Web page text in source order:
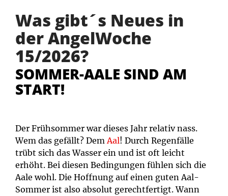
Was gibt´s Neues in
der AngelWoche
15/2026?
SOMMER-AALE SIND AM
START!
Der Frühsommer war dieses Jahr relativ nass.
Wem das gefällt? DemAal! Durch Regenfälle
trübt sich das Wasser ein und ist oft leicht
erhöht. Bei diesen Bedingungen fühlen sich die
Aale wohl. Die Hoffnung auf einen guten Aal-
Sommer ist also absolut gerechtfertigt. Wann